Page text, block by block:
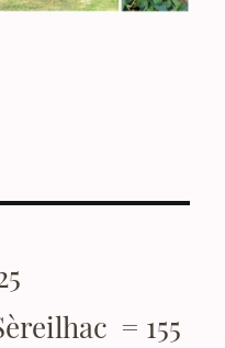
= 155